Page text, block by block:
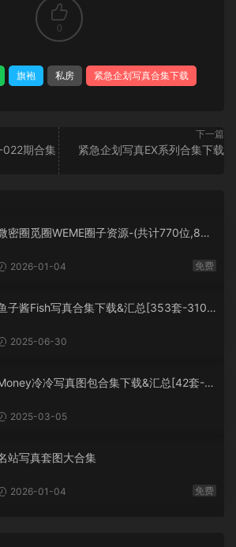
0
旗袍 私房
紧急企划写真合集下载
022期合集
下一篇
紧急企划写真EX系列合集下载
密圈觅圈WEME圈子资源-(共计770位,860
2026-01-04 免费
子酱Fish写真合集下载&汇总[353套-310.
2025-06-30
冷冷写真图包合集下载&汇总[42套-5
2025-03-05
站写真套图大合集
2026-01-04 免费